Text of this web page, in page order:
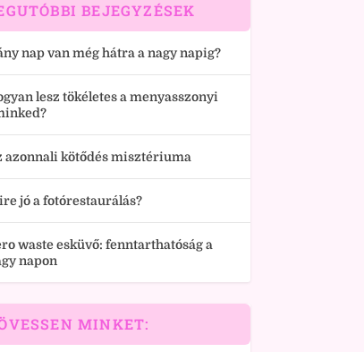
BEJEGYZÉSEK
nap van még hátra a nagy napig?
lesz tökéletes a menyasszonyi
azonnali kötődés misztériuma
jó a fotórestaurálás?
waste esküvő: fenntarthatóság a
napon
MINKET: